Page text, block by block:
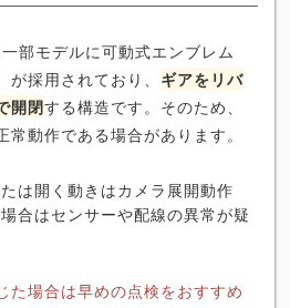
部モデルに可動式エンブレム
が採用されており、 ギアをリバ
開閉する構造です。そのため、
動作である場合があります。
は開く動きはカメラ展開動作
合はセンサーや配線の異常が疑
た場合は早めの点検をおすすめ